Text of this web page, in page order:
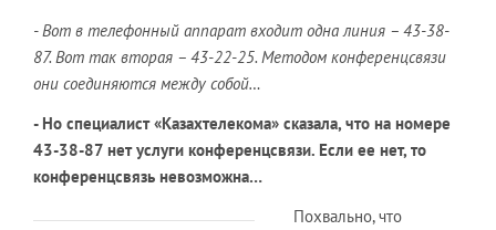
- Вот в телефонный аппарат входит одна линия – 43-38-
87. Вот так вторая – 43-22-25. Методом конференцсвязи
они соединяются между собой…
- Но специалист «Казахтелекома» сказала, что на номере
43-38-87 нет услуги конференцсвязи. Если ее нет, то
конференцсвязь невозможна…
Похвально, что